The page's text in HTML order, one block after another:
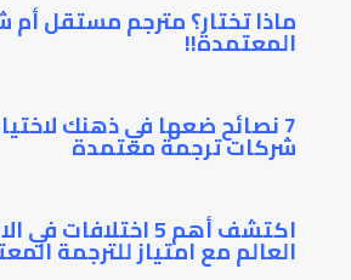
ماذا تختار؟ مترجم مستقل أم
المعتمدة!!
7 نصائح ضعها في ذهنك
شركات ترجمة معتمدة
اكتشف أهم 5 اختلافات
العالم مع امتياز للترجمة